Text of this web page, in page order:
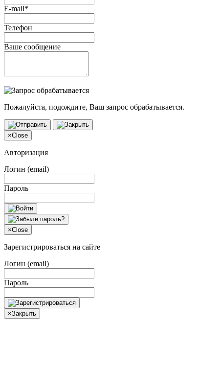
E-mail*
Телефон
Ваше сообщение
Пожалуйста, подождите, Ваш запрос обрабатывается.
×Close
Авторизация
Логин (email)
Пароль
×Close
Зарегистрироваться на сайте
Логин (email)
Пароль
×Закрыть